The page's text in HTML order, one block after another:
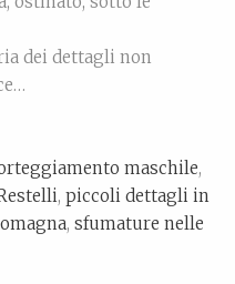
dei dettagli non
maschile,
, piccoli dettagli in
, sfumature nelle